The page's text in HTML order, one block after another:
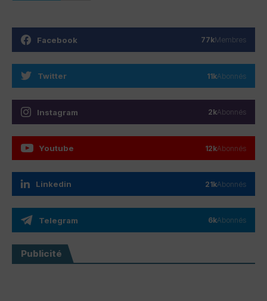
Facebook 77kMembres
Twitter 11kAbonnés
Instagram 2kAbonnés
Youtube 12kAbonnés
Linkedin 21kAbonnés
Telegram 6kAbonnés
Publicité